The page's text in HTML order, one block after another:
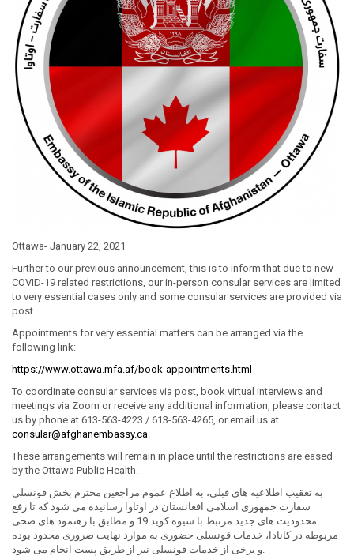
Ottawa- January 22, 2021
Further to our previous announcement, this is to inform that due to new
COVID-19 related restrictions, our in-person consular services are limited
to very essential cases only and some consular services are provided via
post.
Appointments for very essential matters can be arranged via the
following link:
https://www.ottawa.mfa.af/book-appointments.html
To coordinate consular services via post, book virtual interviews and
meetings via Zoom or receive any additional information, please contact
us by phone at 613-563-4223 / 613-563-4265, or email us at
consular@afghanembassy.ca.
These arrangements will remain in place until the restrictions are eased
by the Ottawa Public Health.
به تعقیب اطلاعیه های قبلی، به اطلاع عموم مراجعین محترم بخش قونسلی
سفارت جمهوری اسلامی افغانستان در اوتاوا رسانیده می شود که تا رفع
محدودیت های جدید مرتبط با شیوه کوید 19 و مطابق با رهنمود های صحی
مربوطه در کانادا، خدمات قونسلی حضوری به موارد نهایت ضروری محدود بوده
و برخی از خدمات قونسلی نیز از طریق پست انجام می شود.